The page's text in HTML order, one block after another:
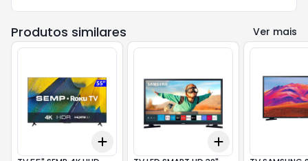
Produtos similares Ver mais
Add Add